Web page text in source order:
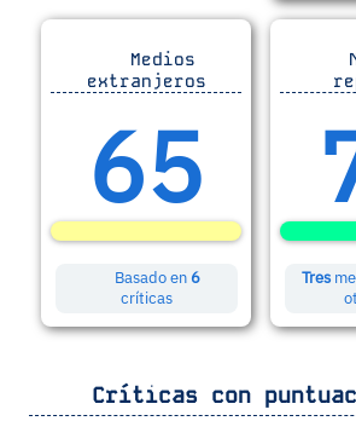
Medios
extranjeros
65
Basado en 6
críticas
Tres
Críticas con